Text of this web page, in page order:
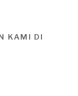
KAMI DI